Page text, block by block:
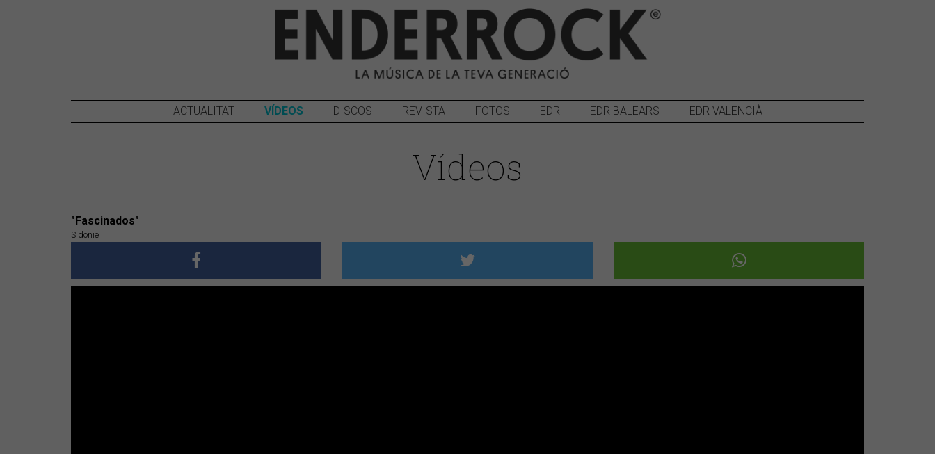
ACTUALITAT VÍDEOS DISCOS REVISTA FOTOS EDR EDR BALEARS EDR VALENCIÀ
Vídeos
"Fascinados"
Sidonie